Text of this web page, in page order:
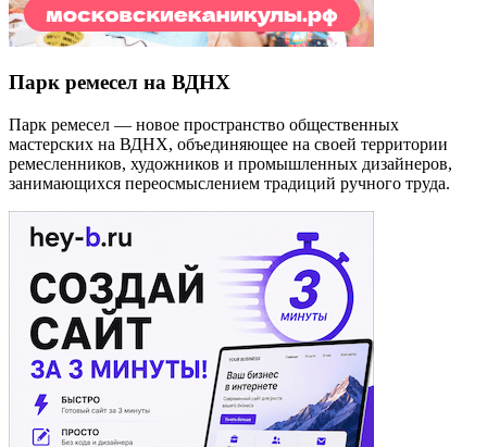
Парк ремесел на ВДНХ
Парк ремесел — новое пространство общественных
мастерских на ВДНХ, объединяющее на своей территории
ремесленников, художников и промышленных дизайнеров,
занимающихся переосмыслением традиций ручного труда.